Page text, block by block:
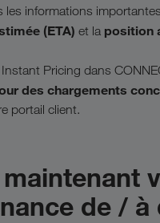
les informations
(ETA) et la position
Pricing dans
des chargements
portail client.
de /